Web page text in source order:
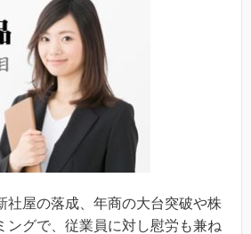
社屋の落成、年商の大台突破や株
ングで、従業員に対し慰労も兼ね